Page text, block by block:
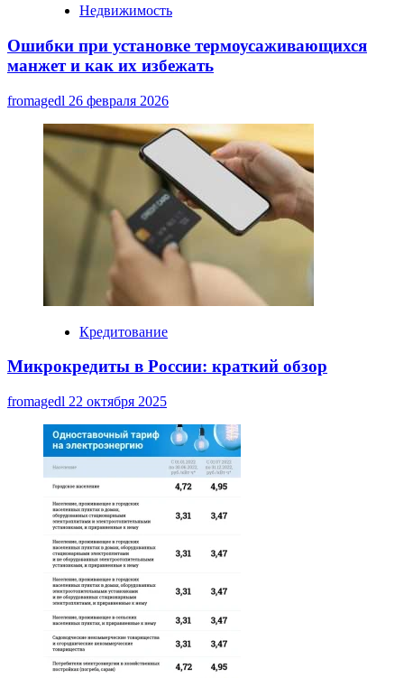
Недвижимость
Ошибки при установке термоусаживающихся
манжет и как их избежать
fromagedl 26 февраля 2026
Кредитование
Микрокредиты в России: краткий обзор
fromagedl 22 октября 2025